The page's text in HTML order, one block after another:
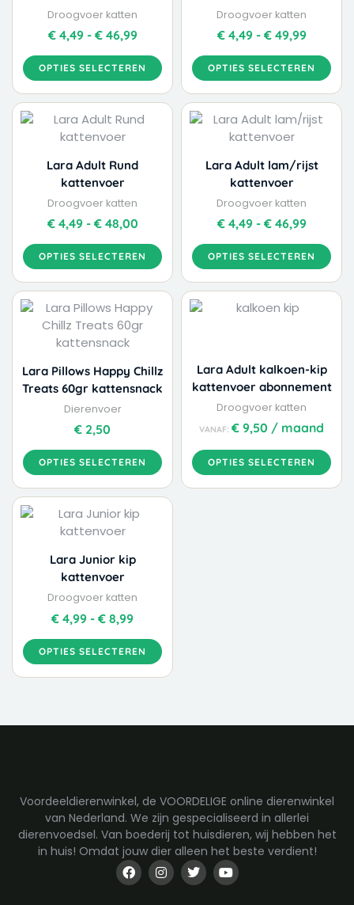
Droogvoer katten
€4,49 - €46,99
OPTIES SELECTEREN
de
productpagina
Droogvoer katten
€4,49 - €49,99
OPTIES SELECTEREN
de
productpagina
Lara Adult Rund
kattenvoer
Droogvoer katten
€4,49 - €48,00
Prijsklasse:
€ 4,49
€ 48,00
OPTIES SELECTEREN
product
heeft
meerdere
variaties.
Deze
kan
gekozen
worden
op
de
productpagina
Lara Adult lam/rijst
kattenvoer
Droogvoer katten
€4,49 - €46,99
€ 4,49
€ 46,99
OPTIES SELECTEREN
product
heeft
meerdere
variaties.
Deze
kan
gekozen
worden
op
de
productpagina
Lara Pillows Happy Chillz
Treats 60gr kattensnack
Dierenvoer
€ 2,50
OPTIES SELECTEREN
product
heeft
meerdere
variaties.
Deze
optie
kan
gekozen
worden
op
de
productpagina
Lara Adult kalkoen-kip
kattenvoer abonnement
Droogvoer katten
VANAF: € 9,50 / maand
OPTIES SELECTEREN
product
variaties.
Deze
optie
kan
gekozen
worden
op
de
Lara Junior kip
kattenvoer
Droogvoer katten
€ 4,99 - € 8,99
Prijsklasse:
€ 4,99
€ 8,99
OPTIES SELECTEREN
product
heeft
meerdere
variaties.
Deze
optie
kan
gekozen
worden
op
Voordeeldierenwinkel, de VOORDELIGE online dierenwinkel
van Nederland. We zijn gespecialiseerd in allerlei
dierenvoedsel. Van boederij tot huisdieren, wij hebben het
in huis! Omdat jouw dier alleen het beste verdient!
F
a
c
I
n
s
T
w
i
Y
o
u